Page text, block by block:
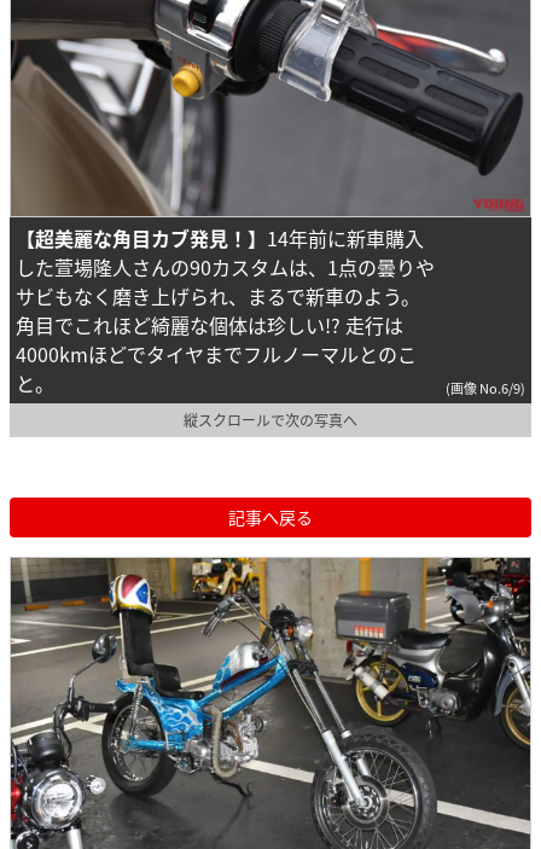
【超美麗な角目カブ発見！】 14年前に新車購入
した萱場隆人さんの90カスタムは、1点の曇りや
サビもなく磨き上げられ、まるで新車のよう。
角目でこれほど綺麗な個体は珍しい!? 走行は
4000kmほどでタイヤまでフルノーマルとのこ
と。
(画像 No.6/9)
縦スクロールで次の写真へ
記事へ戻る